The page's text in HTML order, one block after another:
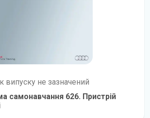
випуску не зазначений
самонавчання 626. Пристрій